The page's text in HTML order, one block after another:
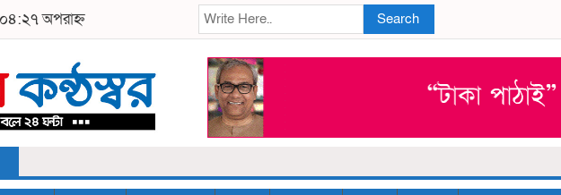
অপরাহ্ন Search